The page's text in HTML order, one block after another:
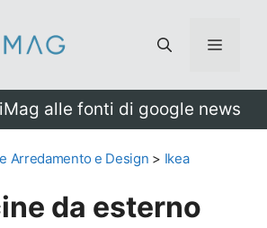
Menu
alle fonti di google news
Arredamento e Design > Ikea
da esterno